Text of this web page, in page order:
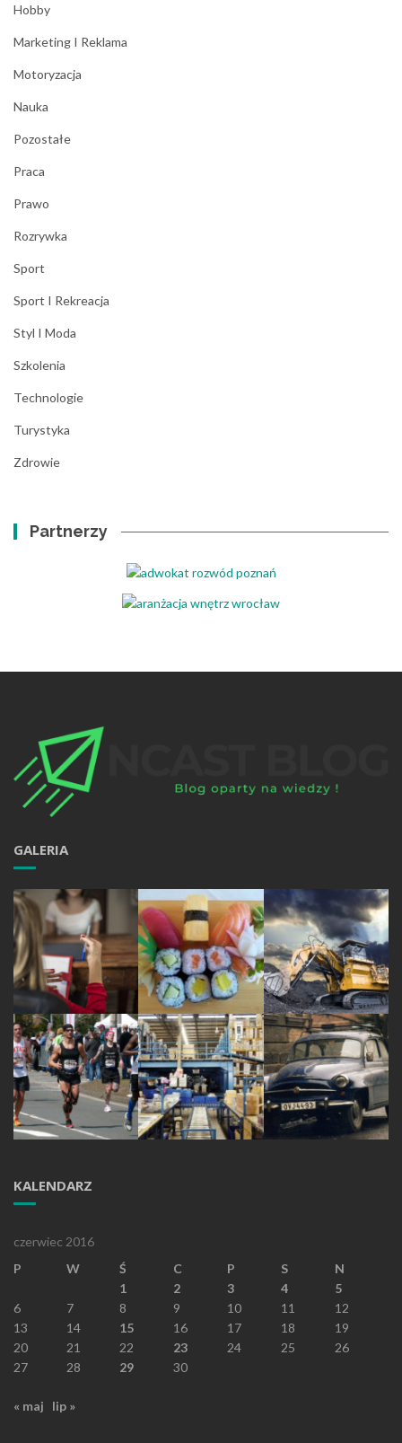
Hobby
Marketing I Reklama
Motoryzacja
Nauka
Pozostałe
Praca
Prawo
Rozrywka
Sport
Sport I Rekreacja
Styl I Moda
Szkolenia
Technologie
Turystyka
Zdrowie
Partnerzy
GALERIA
KALENDARZ
czerwiec 2016
P
W Ś C P S
N
1
2 3 4
5
6
7 8 9 10 11
12
13
14 15 16 17 18
19
20
21 22 23 24 25
26
27
28 29 30
« maj lip »